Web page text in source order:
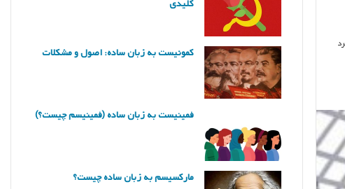
کلیدی
کمونیست به زبان ساده: اصول و مشکلات
فمینیست به زبان ساده (فمینیسم چیست؟)
مارکسیسم به زبان ساده چیست؟